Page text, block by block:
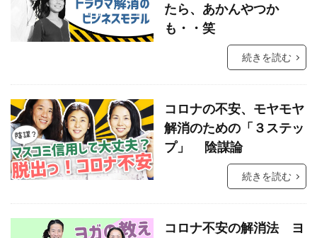
たら、あかんやつか
も・・笑
続きを読む
コロナの不安、モヤモヤ
解消のための「３ステッ
プ」 陰謀論
続きを読む
コロナ不安の解消法 ヨ